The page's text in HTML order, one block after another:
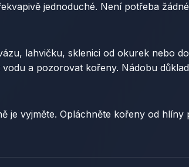
jednoduché. Není potřeba
lahvičku, sklenici od okurek nebo
a pozorovat kořeny. Nádobu
je vyjměte. Opláchněte kořeny od